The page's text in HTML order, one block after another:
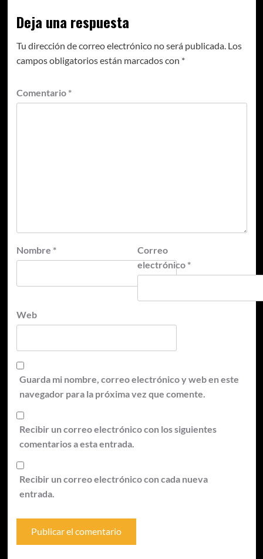
Deja una respuesta
Tu dirección de correo electrónico no será publicada. Los
campos obligatorios están marcados con *
Comentario *
Nombre *
Correo
electrónico *
Web
Guarda mi nombre, correo electrónico y web en este
navegador para la próxima vez que comente.
Recibir un correo electrónico con los siguientes
comentarios a esta entrada.
Recibir un correo electrónico con cada nueva
entrada.